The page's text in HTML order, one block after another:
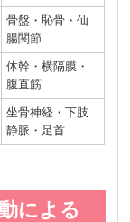
骨盤・恥骨・仙
腸関節
体幹・横隔膜・
腹直筋
坐骨神経・下肢
静脈・足首
による